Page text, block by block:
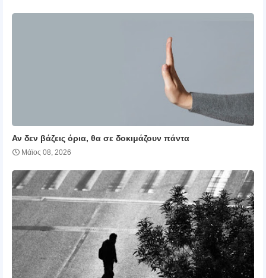
Αν δεν βάζεις όρια, θα σε δοκιμάζουν πάντα
Μάϊος 08, 2026